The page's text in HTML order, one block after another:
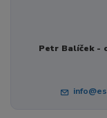
Petr Balíček -